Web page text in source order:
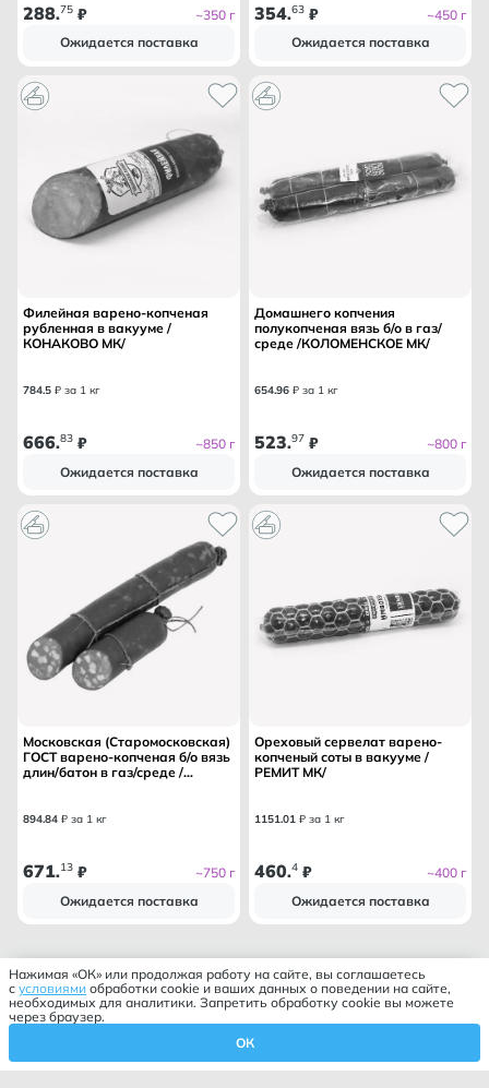
288.75 ₽
~350 г
Ожидается поставка
354.63 ₽
~450 г
Ожидается поставка
Филейная варено-копченая
рубленная в вакууме /
КОНАКОВО МК/
784.5 ₽ за 1 кг
666.83 ₽
~850 г
Ожидается поставка
Домашнего копчения
полукопченая вязь б/о в газ/
среде /КОЛОМЕНСКОЕ МК/
654.96 ₽ за 1 кг
523.97 ₽
~800 г
Ожидается поставка
Московская (Старомосковская)
ГОСТ варено-копченая б/о вязь
длин/батон в газ/среде /
894.84 ₽ за 1 кг
671.13 ₽
~750 г
Ожидается поставка
Ореховый сервелат варено-
копченый соты в вакууме /
РЕМИТ МК/
1151.01 ₽ за 1 кг
460.4 ₽
~400 г
Ожидается поставка
Нажимая «ОК» или продолжая работу на сайте, вы соглашаетесь
с условиями обработки cookie и ваших данных о поведении на сайте,
необходимых для аналитики. Запретить обработку cookie вы можете
через браузер.
ОК